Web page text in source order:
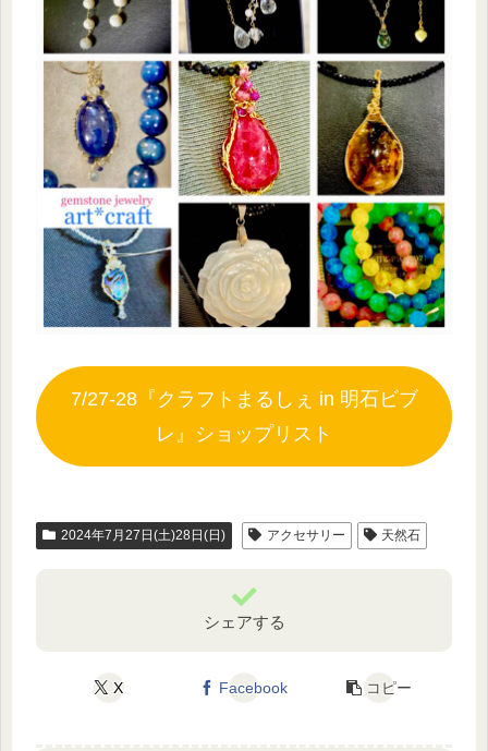
7/27-28『クラフトまるしぇ in 明石ビブ
レ』ショップリスト
2024年7月27日(土)28日(日) アクセサリー 天然石
シェアする
X Facebook コピー